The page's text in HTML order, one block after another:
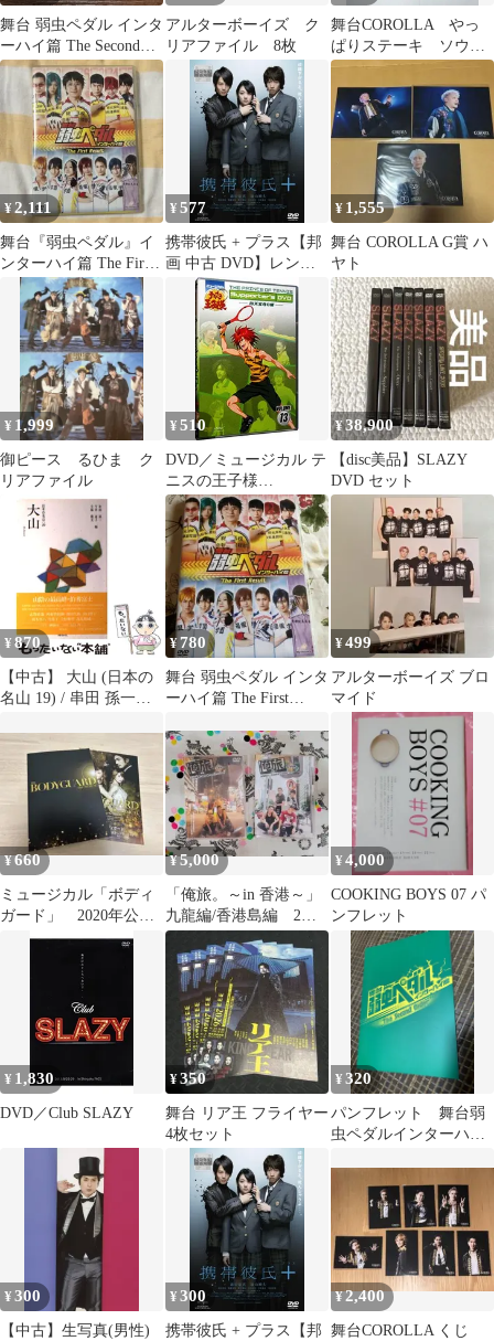
舞台 弱虫ペダル インタ
ーハイ篇 The Second
Order〈2枚組〉
アルターボーイズ ク
リアファイル 8枚
舞台COROLLA やっ
ぱりステーキ ソウス
ケ
¥2,111
舞台『弱虫ペダル』イ
ンターハイ篇 The First
Result DVD
¥577
携帯彼氏 + プラス【邦
画 中古 DVD】レンタ
ル落ち
¥ 1,555
舞台 COROLLA G賞 ハ
ヤト
¥ 1,999
御ピース るひま ク
リアファイル
¥510
DVD／ミュージカル テ
ニスの王子様
Supporter’s DVD
VOL.13 四天宝寺B編
¥38,900
【disc美品】SLAZY
DVD セット
¥ 870
【中古】 大山 (日本の
名山 19) / 串田 孫一、
¥ 780
舞台 弱虫ペダル インタ
ーハイ篇 The First
¥499
アルターボーイズ ブロ
マイド
¥660
ミュージカル「ボディ
ガード」 2020年公
演 パンフレット
¥ 5,000
「俺旅。～in 香港～」
九龍編/香港島編 2本
セット
¥4,000
COOKING BOYS 07 パ
ンフレット
¥ 1,830
DVD／Club SLAZY
¥350
舞台 リア王 フライヤー
4枚セット
¥320
パンフレット 舞台弱
虫ペダルインターハイ
¥300
【中古】生写真(男性)
¥300
携帯彼氏 + プラス【邦
¥2,400
舞台COROLLA くじ